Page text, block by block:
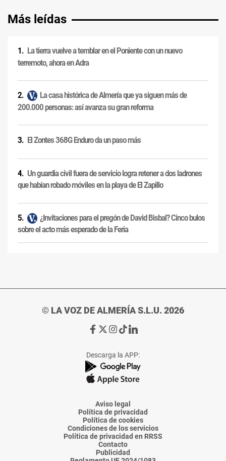
Más leídas
La tierra vuelve a temblar en el Poniente con un nuevo
terremoto, ahora en Adra
La casa histórica de Almería que ya siguen más de
200.000 personas: así avanza su gran reforma
El Zontes 368G Enduro da un paso más
Un guardia civil fuera de servicio logra retener a dos ladrones
que habían robado móviles en la playa de El Zapillo
¿Invitaciones para el pregón de David Bisbal? Cinco bulos
sobre el acto más esperado de la Feria
© LA VOZ DE ALMERÍA S.L.U. 2026
Ir
de
La
Voz
Almería
Ir
de
La
Voz
Almería
Ir
de
La
Voz
Almería
Ir
de
La
Voz
Almería
Ir
de
La
Voz
Descarga la APP:
Aviso legal
Política de privacidad
Política de cookies
Condiciones de los servicios
Política de privacidad en RRSS
Contacto
Publicidad